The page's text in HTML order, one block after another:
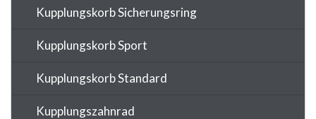
Kupplungskorb Sicherungsring
Kupplungskorb Sport
Kupplungskorb Standard
Kupplungszahnrad